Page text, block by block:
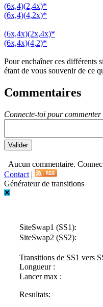
(6x,4)(2,4x)*
(6x,4)(4,2x)*
(6x,4x)(2x,4x)*
(6x,4x)(4,2)*
Pour enchaîner ces différents
étant de vous souvenir de ce
Commentaires
Connecte-toi pour
Aucun commentaire.
Contact |
Générateur de transitions
SiteSwap1 (SS1):
SiteSwap2 (SS2):
Transitions de SS1 vers
Longueur :
Lancer max :
Resultats: